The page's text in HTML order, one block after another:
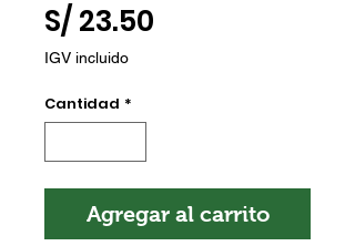
S/ 23.50
IGV incluido
Cantidad *
Agregar al carrito